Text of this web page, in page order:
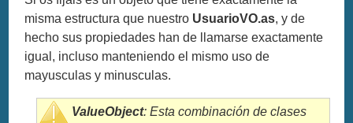
misma estructura que nuestro UsuarioVO.as, y de
hecho sus propiedades han de llamarse exactamente
igual, incluso manteniendo el mismo uso de
mayusculas y minusculas.
ValueObject: Esta combinación de clases